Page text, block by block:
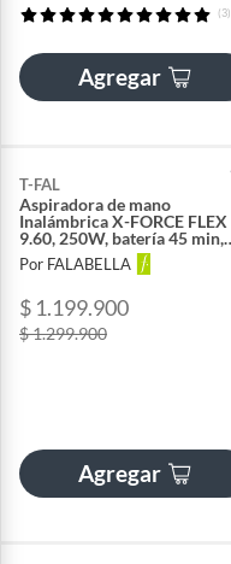
(3)
Agregar
T-FAL
Aspiradora de mano
Inalámbrica X-FORCE FLEX
9.60, 250W, batería 45 min,
accesorio mascota
Por FALABELLA
$ 1.199.900
$ 1.299.900
Agregar